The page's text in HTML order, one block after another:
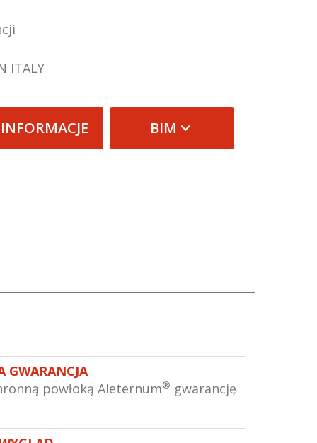
ITALY
BIM
GWARANCJA
powłoką Aleternum® gwarancję